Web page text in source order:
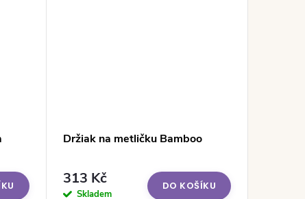
Držiak na metličku Bamboo
313 Kč
Skladem
DO KOŠÍKU